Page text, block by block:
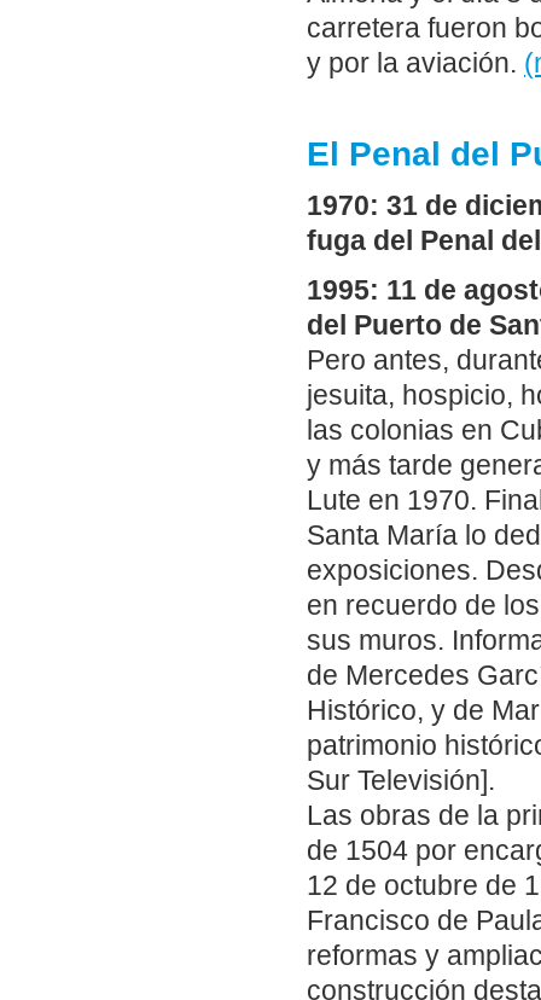
carretera fueron
y por la aviación.
El Penal del
1970: 31 de
fuga del Penal
1995: 11 de
del Puerto de
Pero antes,
jesuita, hospicio,
las colonias en
y más tarde
Lute en 1970.
Santa María lo
exposiciones.
en recuerdo de
sus muros.
de Mercedes
Histórico, y de
patrimonio
Sur Televisión].
Las obras de la
de 1504 por
12 de octubre de
Francisco de
reformas y
construcción